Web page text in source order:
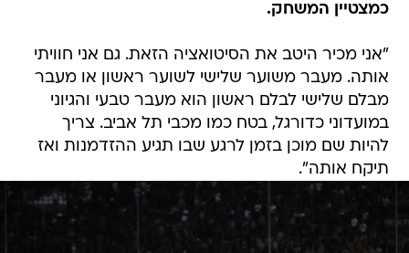
כמצטיין המשחק.
"אני מכיר היטב את הסיטואציה הזאת. גם אני חוויתי
אותה. מעבר משוער שלישי לשוער ראשון או מעבר
מבלם שלישי לבלם ראשון הוא מעבר טבעי והגיוני
במועדוני כדורגל, בטח כמו מכבי תל אביב. צריך
להיות שם מוכן בזמן לרגע שבו תגיע ההזדמנות ואז
תיקח אותה".